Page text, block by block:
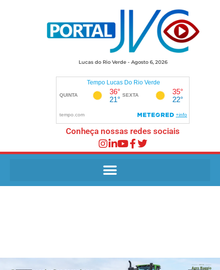
Lucas do Rio Verde - Agosto 6, 2026
Conheça nossas redes sociais